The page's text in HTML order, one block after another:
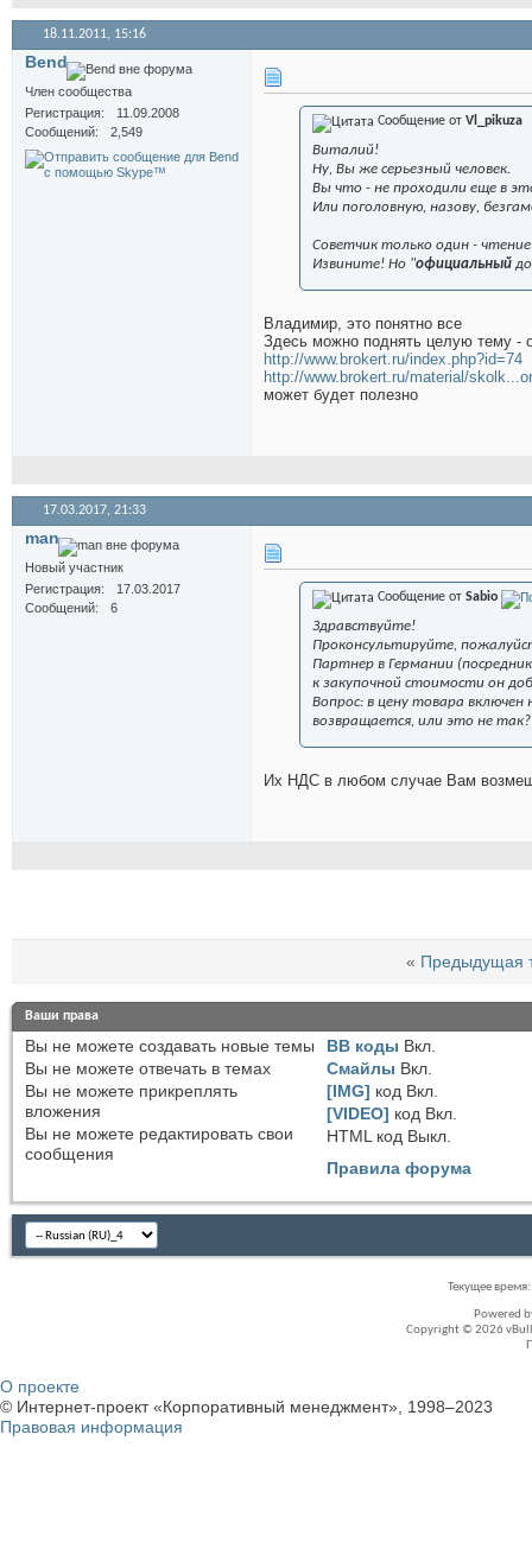
18.11.2011, 15:16
Bend
Член сообщества
Регистрация
11.09.2008
Сообщений
2,549
Сообщение от Vl_pikuza
Виталий!
Ну, Вы же серьезный человек.
Вы что - не проходили еще в
Или поголовную, назову,
Советчик только один -
Извините! Но "официальный
Владимир, это понятно все
Здесь можно поднять целую тему -
http://www.brokert.ru/index.php?id=74
http://www.brokert.ru/material/
может будет полезно
17.03.2017, 21:33
man
Новый участник
Регистрация
17.03.2017
Сообщений
6
Сообщение от Sabio
Здравствуйте!
Проконсультируйте,
Партнер в Германии
к закупочной стоимости он
Вопрос: в цену товара
возвращается, или это не
Их НДС в любом случае Вам
« Предыдущая
Ваши права
Вы не можете создавать новые темы
Вы не можете отвечать в темах
Вы не можете прикреплять
вложения
Вы не можете редактировать свои
сообщения
BB коды Вкл.
Смайлы Вкл.
[IMG] код Вкл.
[VIDEO] код Вкл.
HTML код Выкл.
Правила форума
Текущее время:
Powered
Copyright © 2026
О проекте
© Интернет-проект «Корпоративный менеджмент», 1998–2023
Правовая информация